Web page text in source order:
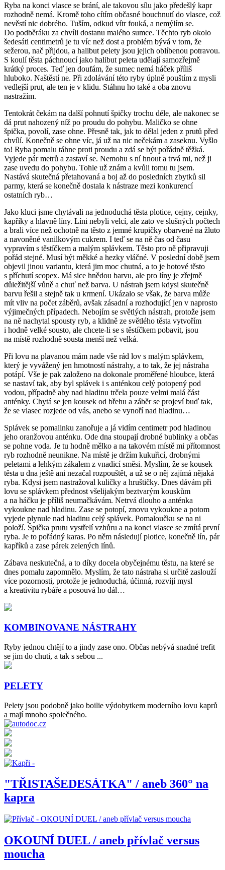
Ryba na konci vlasce se brání, ale takovou sílu jako předešlý kapr
rozhodně nemá. Kromě toho cítím občasné bouchnutí do vlasce, což
nevěstí nic dobrého. Tuším, odkud vítr fouká, a nemýlím se.
Do podběráku za chvíli dostanu malého sumce. Těchto ryb okolo
šedesáti centimetrů je tu víc než dost a problém bývá v tom, že
sežerou, nač přijdou, a halibut pelety jsou jejich oblíbenou potravou.
S koulí těsta páchnoucí jako halibut peleta udělají samozřejmě
krátký proces. Teď jen doufám, že sumec nemá háček příliš
hluboko. Naštěstí ne. Při zdolávání této ryby úplně pouštím z mysli
vedlejší prut, ale ten je v klidu. Stáhnu ho také a oba znovu
nastražím.
Tentokrát čekám na další pohnutí špičky trochu déle, ale nakonec se
dá prut nahozený níž po proudu do pohybu. Maličko se ohne
špička, povolí, zase ohne. Přesně tak, jak to dělal jeden z prutů před
chvílí. Konečně se ohne víc, já už na nic nečekám a zaseknu. Vyšlo
to! Ryba pomalu táhne proti proudu a zdá se být pořádně těžká.
Vyjede pár metrů a zastaví se. Nemohu s ní hnout a trvá mi, než ji
zase uvedu do pohybu. Tohle už znám a kvůli tomu tu jsem.
Nastává skutečná přetahovaná a boj až do posledních zbytků sil
parmy, která se konečně dostala k nástraze mezi konkurencí
ostatních ryb…
Jako kluci jsme chytávali na jednoduchá těsta plotice, cejny, cejnky,
kapříky a hlavně líny. Líni nebyli velcí, ale zato ve slušných počtech
a brali více než ochotně na těsto z jemné krupičky obarvené na žluto
a navoněné vanilkovým cukrem. I teď se na ně čas od času
vypravím s těstíčkem a malým splávkem. Těsto pro ně připravuji
pořád stejné. Musí být měkké a hezky vláčné. V poslední době jsem
objevil jinou variantu, která jim moc chutná, a to je hotové těsto
s příchutí scopex. Má sice hnědou barvu, ale pro líny je zřejmě
důležitější vůně a chuť než barva. U nástrah jsem kdysi skutečně
barvu řešil a stejně tak u krmení. Ukázalo se však, že barva může
mít vliv na počet záběrů, avšak zásadní a rozhodující jen v naprosto
výjimečných případech. Nebojím se světlých nástrah, protože jsem
na ně nachytal spousty ryb, a klidně ze světlého těsta vytvořím
i hodně velké sousto, ale chcete-li se s těstíčkem pobavit, jsou
na místě rozhodně sousta menší než velká.
Při lovu na plavanou mám nade vše rád lov s malým splávkem,
který je vyvážený jen hmotností nástrahy, a to tak, že jej nástraha
potápí. Vše je pak založeno na dokonale proměřené hloubce, která
se nastaví tak, aby byl splávek i s anténkou celý potopený pod
vodou, případně aby nad hladinu trčela pouze velmi malá část
anténky. Chytá se jen kousek od břehu a záběr se projeví buď tak,
že se vlasec rozjede od vás, anebo se vynoří nad hladinu…
Splávek se pomalinku zanořuje a já vidím centimetr pod hladinou
jeho oranžovou anténku. Ode dna stoupají drobné bublinky a občas
se pohne voda. Je tu hodně mělko a na takovém místě mi přítomnost
ryb rozhodně neunikne. Na místě je držím kukuřicí, drobnými
peletami a lehkým zákalem z vnadicí směsi. Myslím, že se kousek
těsta u dna ještě ani nezačal rozpouštět, a už se o něj zajímá nějaká
ryba. Kdysi jsem nastražoval kuličky a hruštičky. Dnes dávám při
lovu se splávkem přednost všelijakým beztvarým kouskům
a na háčku je příliš neumačkávám. Netrvá dlouho a anténka
vykoukne nad hladinu. Zase se potopí, znovu vykoukne a potom
vyjede plynule nad hladinu celý splávek. Pomaloučku se na ni
položí. Špička prutu vystřelí vzhůru a na konci vlasce se zmítá první
ryba. Je to pořádný karas. Po něm následují plotice, konečně lín, pár
kapříků a zase párek zelených línů.
Zábava neskutečná, a to díky docela obyčejnému těstu, na které se
dnes pomalu zapomnělo. Myslím, že tato nástraha si určitě zaslouží
více pozornosti, protože je jednoduchá, účinná, rozvíjí mysl
a kreativitu rybáře a posouvá ho dál…
KOMBINOVANE NÁSTRAHY
Ryby jednou chtějí to a jindy zase ono. Občas nebývá snadné trefit
se jim do chuti, a tak s sebou ...
PELETY
Pelety jsou podobně jako boilie výdobytkem moderního lovu kaprů
a mají mnoho společného.
"TŘISTAŠEDESÁTKA" / aneb 360° na
kapra
OKOUNÍ DUEL / aneb přívlač versus
moucha